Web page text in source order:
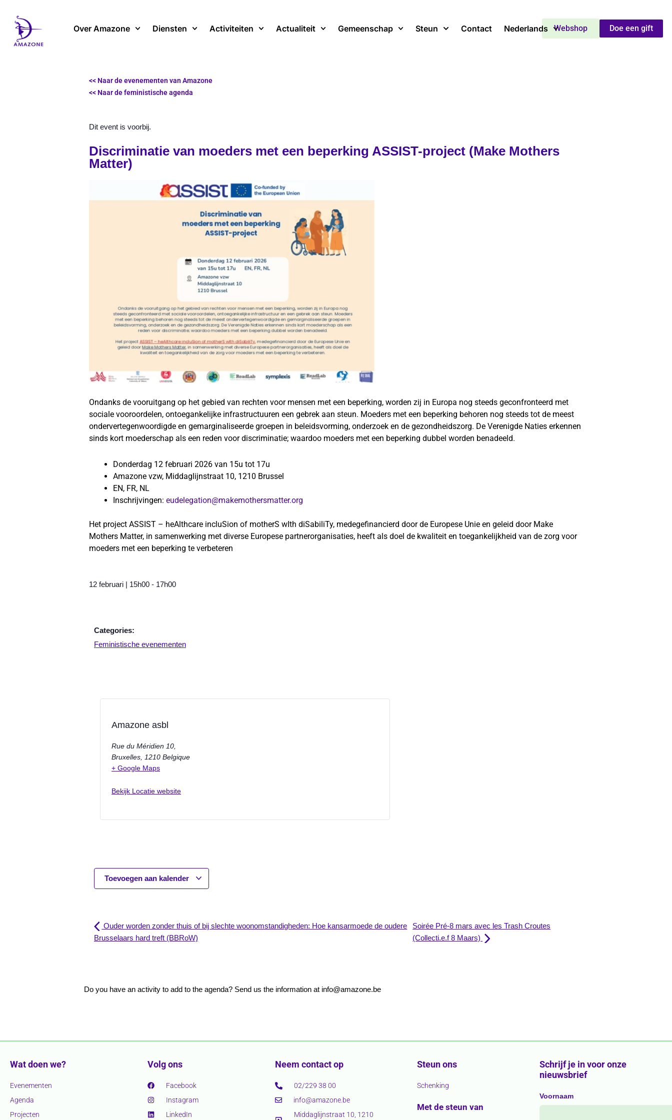
inhoud
Over Amazone Diensten Activiteiten Actualiteit Gemeenschap Steun Contact Nederlands Doe een gift
Webshop
<< Naar de evenementen van Amazone
<< Naar de feministische agenda
Dit event is voorbij.
Discriminatie van moeders met een beperking ASSIST-project (Make Mothers
Matter)
Ondanks de vooruitgang op het gebied van rechten voor mensen met een beperking, worden zij in Europa nog steeds geconfronteerd met
sociale vooroordelen, ontoegankelijke infrastructuuren een gebrek aan steun. Moeders met een beperking behoren nog steeds tot de meest
ondervertegenwoordigde en gemarginaliseerde groepen in beleidsvorming, onderzoek en de gezondheidszorg. De Verenigde Naties erkennen
sinds kort moederschap als een reden voor discriminatie; waardoo moeders met een beperking dubbel worden benadeeld.
Donderdag 12 februari 2026 van 15u tot 17u
Amazone vzw, Middaglijnstraat 10, 1210 Brussel
EN, FR, NL
Inschrijvingen: eudelegation@makemothersmatter.org
Het project ASSIST – heAlthcare incluSion of motherS wIth diSabiliTy, medegefinancierd door de Europese Unie en geleid door Make
Mothers Matter, in samenwerking met diverse Europese partnerorganisaties, heeft als doel de kwaliteit en toegankelijkheid van de zorg voor
moeders met een beperking te verbeteren
12 februari | 15h00 - 17h00
Categories:
Feministische evenementen
Amazone asbl
Rue du Méridien 10,
Bruxelles
1210 Belgique
+ Google Maps
Bekijk Locatie website
Toevoegen aan kalender
Ouder worden zonder thuis of bij slechte woonomstandigheden: Hoe kansarmoede de oudere
Brusselaars hard treft (BBRoW)
Soirée Pré-8 mars avec les Trash Croutes
(Collecti.e.f 8 Maars)
Do you have an activity to add to the agenda? Send us the information at info@amazone.be
Wat doen we?
Evenementen
Agenda
Projecten
Volg ons
Facebook
Instagram
LinkedIn
Neem contact op
02/229 38 00
info@amazone.be
Middaglijnstraat 10, 1210
Steun ons
Schenking
Met de steun van
Schrijf je in voor onze
nieuwsbrief
Voornaam